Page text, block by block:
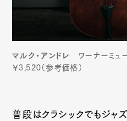
マルク・アンドレ
ワーナーミ
￥3,520（参考価格）
普段はクラシックでもジャ